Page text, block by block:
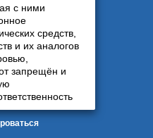
с ними
средств,
и их аналогов
запрещён и